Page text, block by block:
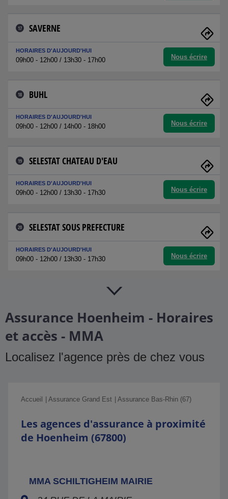
17 SAVERNE
HORAIRES D'AUJOURD'HUI
09h00 - 12h00 / 13h30 - 17h00 Nous écrire
18 BUHL
HORAIRES D'AUJOURD'HUI
09h00 - 12h00 / 14h00 - 18h00 Nous écrire
19 SELESTAT CHATEAU D'EAU
HORAIRES D'AUJOURD'HUI
09h00 - 12h00 / 13h30 - 17h30 Nous écrire
20 SELESTAT SOUS PREFECTURE
HORAIRES D'AUJOURD'HUI
09h00 - 12h00 / 13h30 - 17h30 Nous écrire
Assurance Hoenheim - Horaires
et accès - MMA
Localisez l'agence près de chez vous
Accueil Assurance Grand Est Assurance Bas-Rhin (67)
Les agences d'assurance à proximité
de Hoenheim (67800)
MMA SCHILTIGHEIM MAIRIE